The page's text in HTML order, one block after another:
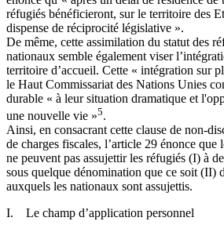
réfugiés bénéficieront, sur le territoire des
dispense de réciprocité législative ».
De même, cette assimilation du statut des
nationaux semble également viser
territoire d’accueil. Cette « intégration sur
le Haut Commissariat des Nations Unies
durable « à leur situation dramatique et
une nouvelle vie »5.
Ainsi, en consacrant cette clause de non-
de charges fiscales, l’article 29 énonce que
ne peuvent pas assujettir les réfugiés (I) à
sous quelque dénomination que ce soit (II)
auxquels les nationaux sont assujettis.
I. Le champ d’application personnel